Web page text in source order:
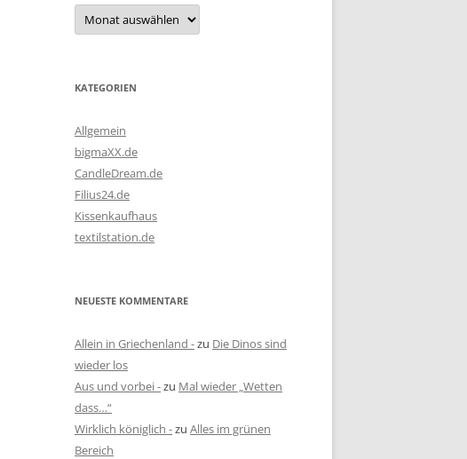
Archiv
KATEGORIEN
Allgemein
bigmaXX.de
CandleDream.de
Filius24.de
Kissenkaufhaus
textilstation.de
NEUESTE KOMMENTARE
Allein in Griechenland -zu Die Dinos sind
wieder los
Aus und vorbei -zu Mal wieder „Wetten
dass…“
Wirklich königlich -zu Alles im grünen
Bereich